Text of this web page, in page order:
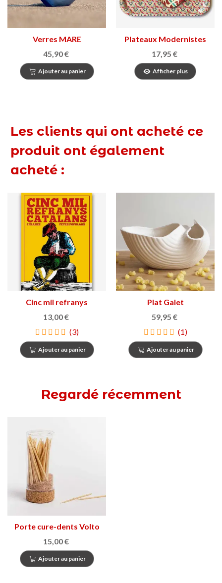
Verres MARE
45,90 €
Ajouter au panier
Plateaux Modernistes
Casa Amatller
17,95 €
Afficher plus
Les clients qui ont acheté ce
produit ont également
acheté :
Cinc mil refranys
catalans i frases fetes
13,00 €
(3)
Ajouter au panier
Plat Galet
59,95 €
(1)
Ajouter au panier
Regardé récemment
Porte cure-dents Volto
15,00 €
Ajouter au panier